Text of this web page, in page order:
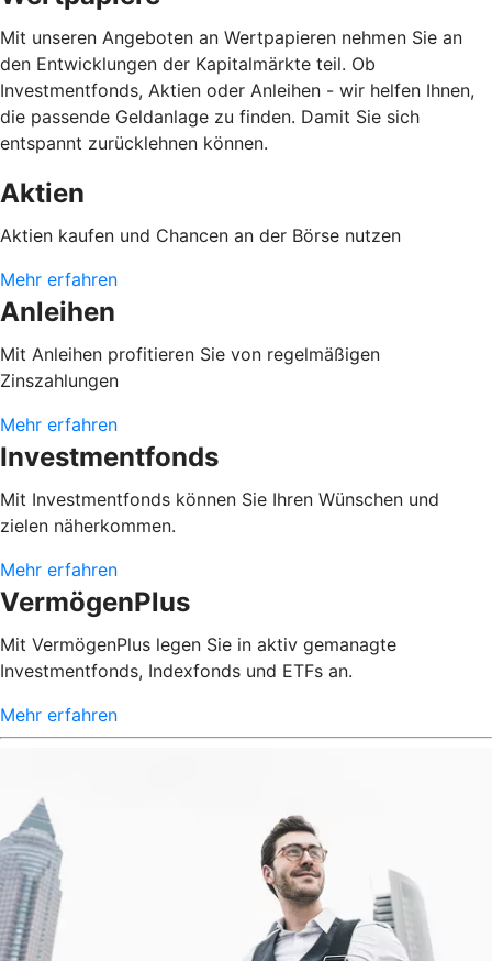
Mit unseren Angeboten an Wertpapieren nehmen Sie an
den Entwicklungen der Kapitalmärkte teil. Ob
Investmentfonds, Aktien oder Anleihen - wir helfen Ihnen,
die passende Geldanlage zu finden. Damit Sie sich
entspannt zurücklehnen können.
Aktien
Aktien kaufen und Chancen an der Börse nutzen
Mehr erfahren
Anleihen
Mit Anleihen profitieren Sie von regelmäßigen
Zinszahlungen
Mehr erfahren
Investmentfonds
Mit Investmentfonds können Sie Ihren Wünschen und
zielen näherkommen.
Mehr erfahren
VermögenPlus
Mit VermögenPlus legen Sie in aktiv gemanagte
Investmentfonds, Indexfonds und ETFs an.
Mehr erfahren